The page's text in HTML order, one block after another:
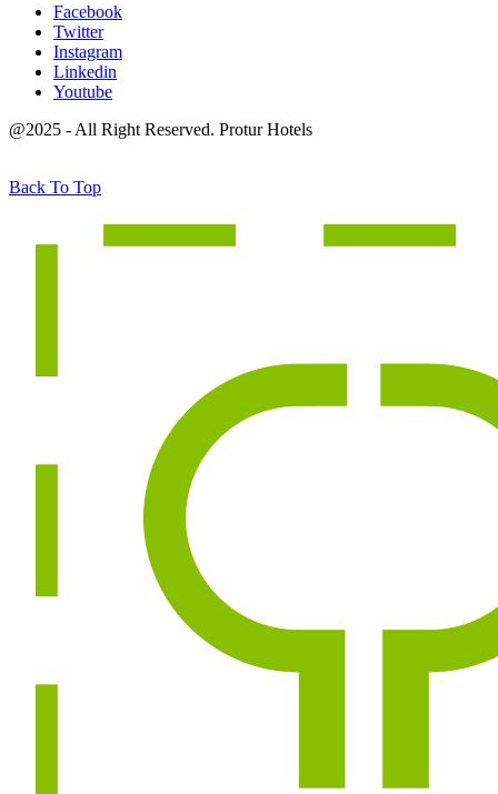
Facebook
Twitter
Instagram
Linkedin
Youtube
@2025 - All Right Reserved. Protur Hotels
Back To Top